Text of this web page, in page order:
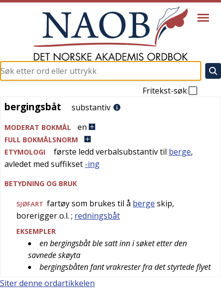
Fritekst-søk
bergingsbåt
bergingsbåt substantiv
MODERAT BOKMÅL en
FULL BOKMÅLSNORM
ETYMOLOGI
første ledd verbalsubstantiv til berge,
avledet med suffikset -ing
BETYDNING OG BRUK
SJØFART fartøy som brukes til å berge skip,
borerigger o.l. ; redningsbåt
EKSEMPLER
en bergingsbåt ble satt inn i søket etter den
savnede skøyta
bergingsbåten fant vrakrester fra det styrtede flyet
Siter denne ordartikkelen